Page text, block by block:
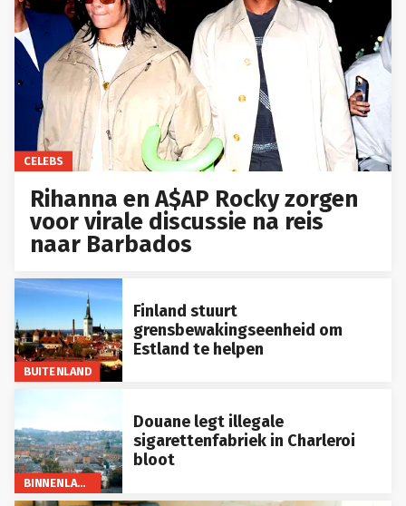
CELEBS
Rihanna en A$AP Rocky zorgen
voor virale discussie na reis
naar Barbados
BUITENLAND
Finland stuurt
grensbewakingseenheid om
Estland te helpen
BINNENLAND
Douane legt illegale
sigarettenfabriek in Charleroi
bloot